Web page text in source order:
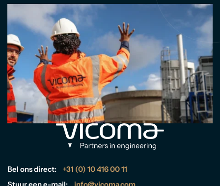
Bel ons direct:
+31 (0) 10 416 00 11